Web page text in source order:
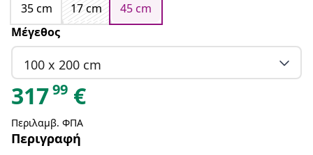
35 cm
17 cm
45 cm
Μέγεθος
100 x 200 cm
31799 €
Περιλαμβ. ΦΠΑ
Περιγραφή